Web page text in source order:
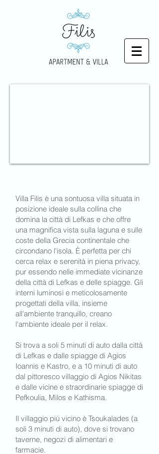
Villa Filis è una sontuosa villa situata in
posizione ideale sulla collina che
domina la città di Lefkas e che offre
una magnifica vista sulla laguna e sulle
coste della Grecia continentale che
circondano l'isola. È perfetta per chi
cerca relax e serenità in piena privacy,
pur essendo nelle immediate vicinanze
della città di Lefkas e delle spiagge. Gli
interni luminosi e meticolosamente
progettati della villa, insieme
all'ambiente tranquillo, creano
l'ambiente ideale per il relax.
Si trova a soli 5 minuti di auto dalla città
di Lefkas e dalle spiagge di Agios
Ioannis e Kastro, e a 10 minuti di auto
dal pittoresco villaggio di Agios Nikitas
e dalle vicine e straordinarie spiagge di
Pefkoulia, Milos e Kathisma.
Il villaggio più vicino è Tsoukalades (a
soli 3 minuti di auto), dove si trovano
taverne, negozi di alimentari e
farmacie.